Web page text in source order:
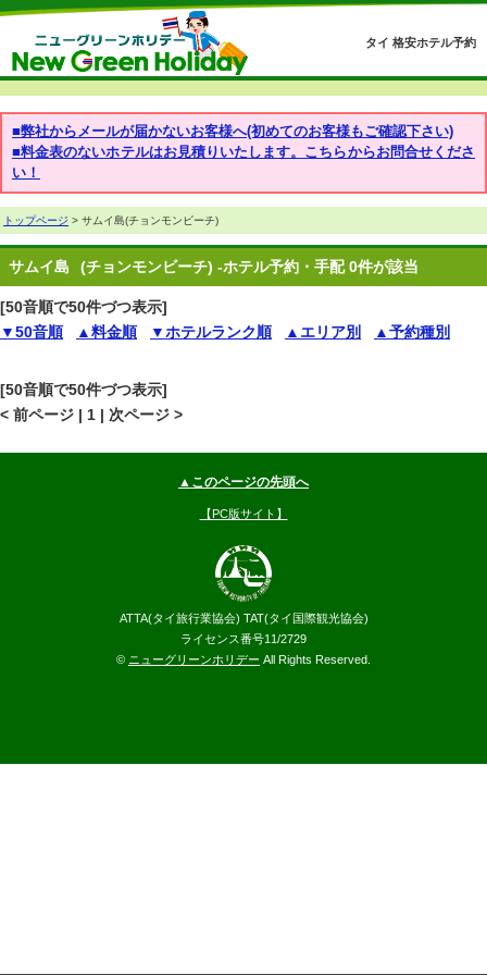
タイ 格安ホテル予約
■弊社からメールが届かないお客様へ(初めてのお客様もご確認下さい)
■料金表のないホテルはお見積りいたします。こちらからお問合せくださ
い！
トップページ > サムイ島(チョンモンビーチ)
サムイ島 (チョンモンビーチ) -ホテル予約・手配 0件が該当
[50音順で50件づつ表示]
▼50音順
▲料金順 ▼ホテルランク順 ▲エリア別 ▲予約種別
[50音順で50件づつ表示]
< 前ページ | 1 | 次ページ >
▲このページの先頭へ
【PC版サイト】
ATTA(タイ旅行業協会) TAT(タイ国際観光協会)
ライセンス番号11/2729
© ニューグリーンホリデー All Rights Reserved.